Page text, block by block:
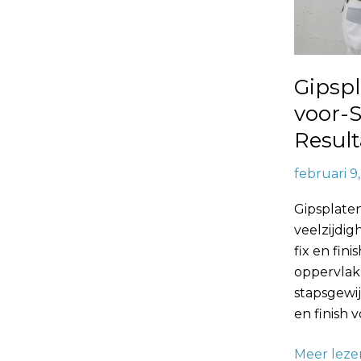
voor-
februari
fix en
en finish
voor
een
Resultaat
Meer